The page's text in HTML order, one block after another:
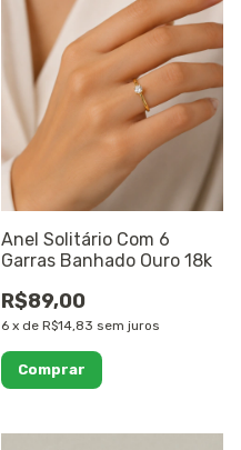
Anel Solitário Com 6
Garras Banhado Ouro 18k
R$89,00
6 x de R$14,83 sem juros
Comprar